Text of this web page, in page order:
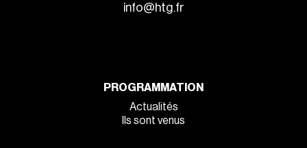
info@htg.fr
PROGRAMMATION
Actualités
Ils sont venus